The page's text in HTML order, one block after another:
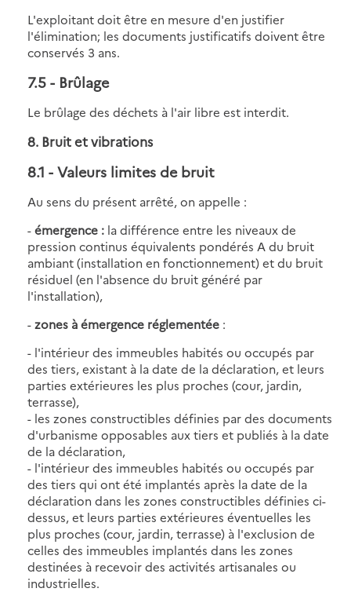
L'exploitant doit être en mesure d'en justifier
l'élimination; les documents justificatifs doivent être
conservés 3 ans.
7.5 - Brûlage
Le brûlage des déchets à l'air libre est interdit.
8. Bruit et vibrations
8.1 - Valeurs limites de bruit
Au sens du présent arrêté, on appelle :
-émergence : la différence entre les niveaux de
pression continus équivalents pondérés A du bruit
ambiant (installation en fonctionnement) et du bruit
résiduel (en l'absence du bruit généré par
l'installation),
-zones à émergence réglementée :
- l'intérieur des immeubles habités ou occupés par
des tiers, existant à la date de la déclaration, et leurs
parties extérieures les plus proches (cour, jardin,
terrasse),
- les zones constructibles définies par des documents
d'urbanisme opposables aux tiers et publiés à la date
de la déclaration,
- l'intérieur des immeubles habités ou occupés par
des tiers qui ont été implantés après la date de la
déclaration dans les zones constructibles définies ci-
dessus, et leurs parties extérieures éventuelles les
plus proches (cour, jardin, terrasse) à l'exclusion de
celles des immeubles implantés dans les zones
destinées à recevoir des activités artisanales ou
industrielles.